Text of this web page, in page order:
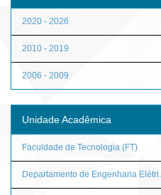
2020 - 2026
2010 - 2019
2006 - 2009
Unidade Acadêmica
Faculdade de Tecnologia (FT)
Departamento de Engenharia Elétri...